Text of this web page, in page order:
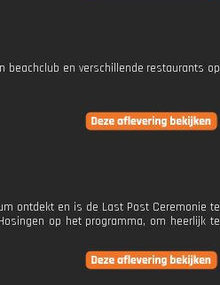
beachclub en verschillende restaurants op
ontdekt en is de Last Post Ceremonie te
op het programma, om heerlijk te